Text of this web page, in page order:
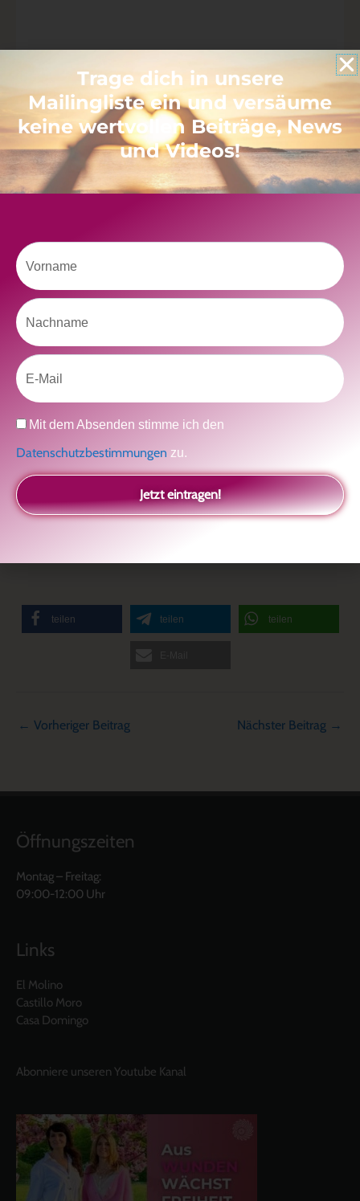
Copyright © *|CURRENT_YEAR|*
*|LIST:COMPANY|*,
All rights reserved.
Dann klicke hier:
*|HTML:LIST_ADDRESS_HTML|* *|END:IF|*
teilen teilen teilen
← Vorheriger Beitrag Nächster Beitrag →
Öffnungszeiten
Montag – Freitag:
09:00-12:00 Uhr
Links
El Molino
Castillo Moro
Casa Domingo
Abonniere unseren Youtube Kanal
Trage dich in unsere
Mailingliste ein und versäume
keine wertvollen Beiträge, News
und Videos!
Vorname
Nachname
Email
Datenschutz
Mit dem Absenden stimme ich den
Datenschutzbestimmungen zu.
Jetzt eintragen!